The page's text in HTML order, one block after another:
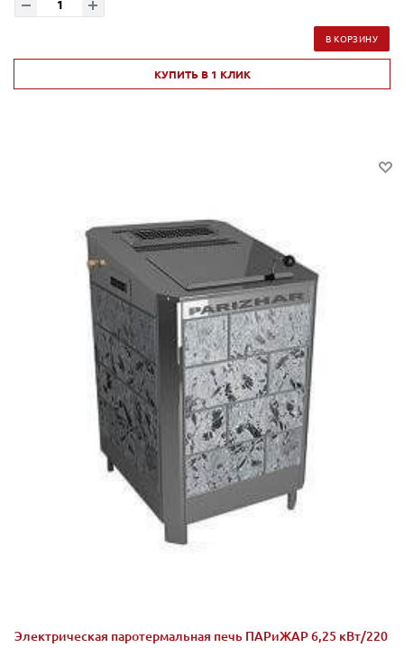
В КОРЗИНУ
КУПИТЬ В 1 КЛИК
Электрическая паротермальная печь ПАРиЖАР 6,25 кВт/220